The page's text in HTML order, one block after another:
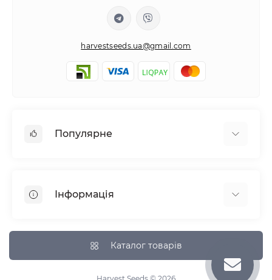
harvestseeds.ua@gmail.com
Популярне
Швидкоквітучі сорти
Великі сорти
Інформація
Доставка та Оплата
Про магазин
Каталог товарів